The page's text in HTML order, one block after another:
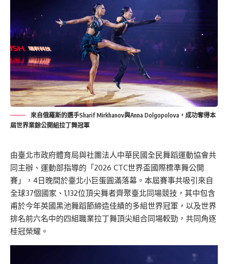
來自俄羅斯的選手Sharif Mirkhanov與Anna Dolgopolova，成功奪得本
屆世界業餘公開組拉丁舞冠軍
由臺北市政府體育局與社團法人中華民國全民舞蹈運動協會共
同主辦、運動部指導的「2026 CTC世界盃國際標準舞公開
賽」，4日晚間於臺北小巨蛋圓滿落幕。本屆賽事共吸引來自
全球37個國家、1,132位頂尖舞者齊聚臺北同場競技，其中包含
甫於今年英國黑池舞蹈節締造佳績的多組世界冠軍，以及世界
排名前六名中的四組職業拉丁舞頂尖組合同場較勁，共同角逐
桂冠榮耀。